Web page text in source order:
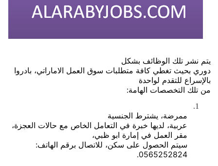
يتم نشر تلك الوظائف بشكل
دوري بحيث تغطي كافة متطلبات سوق العمل الاماراتي، بادروا
بالإسراع للتقدم لواحدة
من تلك التخصصات الهامة:
1.
ممرضة، يشترط الجنسية
عربية، لديها خبرة في التعامل الخاص مع حالات العجزة،
مقر العمل في إمارة ابو ظبي،
سيتم الحصول على سكن، للاتصال برقم الهاتف:
0565252824.